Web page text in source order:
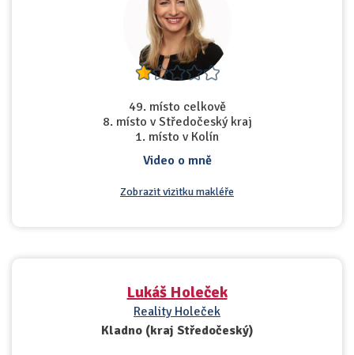
49. místo celkově
8. místo v Středočeský kraj
1. místo v Kolín
Video o mně
Zobrazit vizitku makléře
Lukáš Holeček
Reality Holeček
Kladno (kraj Středočeský)